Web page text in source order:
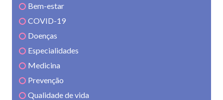
Bem-estar
COVID-19
Doenças
Especialidades
Medicina
Prevenção
Qualidade de vida